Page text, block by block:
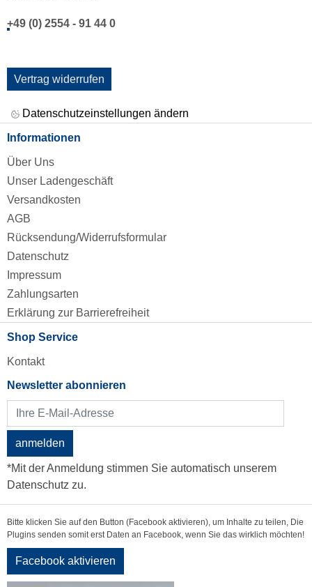
+49 (0) 2554 - 91 44 0
Vertrag widerrufen
Datenschutzeinstellungen ändern
Informationen
Über Uns
Unser Ladengeschäft
Versandkosten
AGB
Rücksendung/Widerrufsformular
Datenschutz
Impressum
Zahlungsarten
Erklärung zur Barrierefreiheit
Shop Service
Kontakt
Newsletter abonnieren
anmelden
*Mit der Anmeldung stimmen Sie automatisch unserem
Datenschutz zu.
Bitte klicken Sie auf den Button (Facebook aktivieren), um Inhalte zu teilen, Die
Plugins senden somit erst Daten an Facebook, wenn Sie das wirklich möchten!
Facebook aktivieren